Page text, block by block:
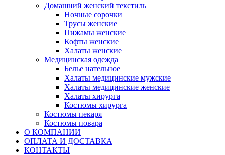
Домашний женский текстиль
Ночные сорочки
Трусы женские
Пижамы женские
Кофты женские
Халаты женские
Медицинская одежда
Белье нательное
Халаты медицинские мужские
Халаты медицинские женские
Халаты хирурга
Костюмы хирурга
Костюмы пекаря
Костюмы повара
О КОМПАНИИ
ОПЛАТА И ДОСТАВКА
КОНТАКТЫ